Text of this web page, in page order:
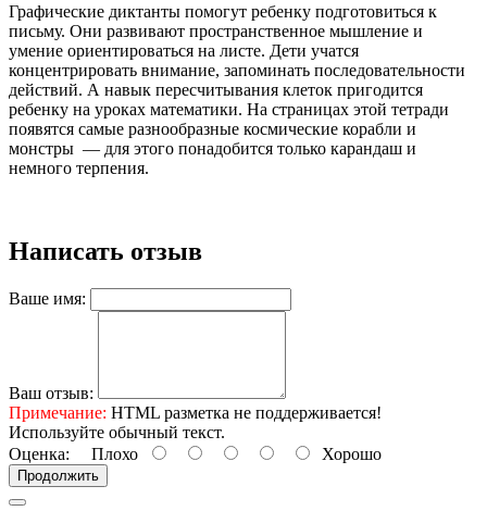
Графические диктанты помогут ребенку подготовиться к
письму. Они развивают пространственное мышление и
умение ориентироваться на листе. Дети учатся
концентрировать внимание, запоминать последовательности
действий. А навык пересчитывания клеток пригодится
ребенку на уроках математики. На страницах этой тетради
появятся самые разнообразные космические корабли и
монстры — для этого понадобится только карандаш и
немного терпения.
Написать отзыв
Ваше имя:
Ваш отзыв:
Примечание: HTML разметка не поддерживается!
Используйте обычный текст.
Оценка: Плохо Хорошо
Продолжить